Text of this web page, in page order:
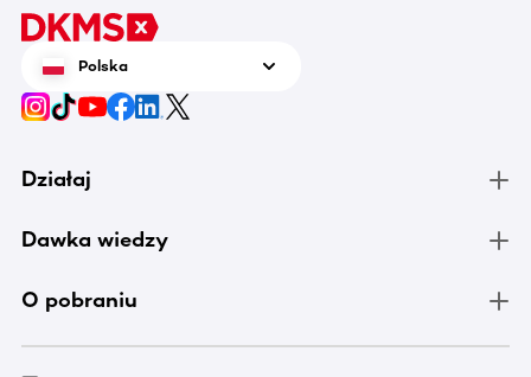
Polska
Działaj
Dawka wiedzy
O pobraniu